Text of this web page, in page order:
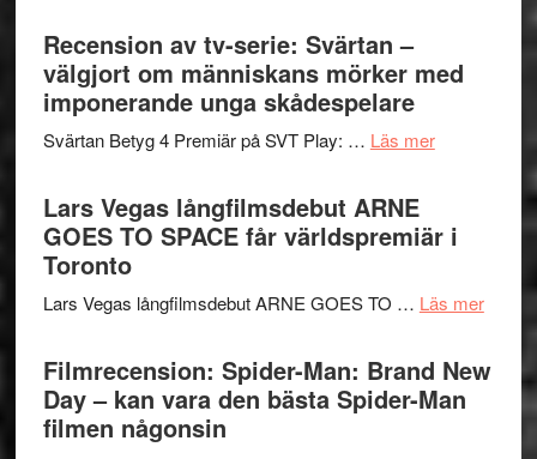
och
en
i
valet
synas
kan
Recension av tv-serie: Svärtan –
välgjort om människans mörker med
imponerande unga skådespelare
Svärtan Betyg 4 Premiär på SVT Play: … Läs merom
tv-
serie:
–
om
människans
Lars Vegas långfilmsdebut ARNE
GOES TO SPACE får världspremiär i
Toronto
Lars Vegas långfilmsdebut ARNE GOES TO … Läs merom
Filmrecension: Spider-Man: Brand New
Day – kan vara den bästa Spider-Man
filmen någonsin